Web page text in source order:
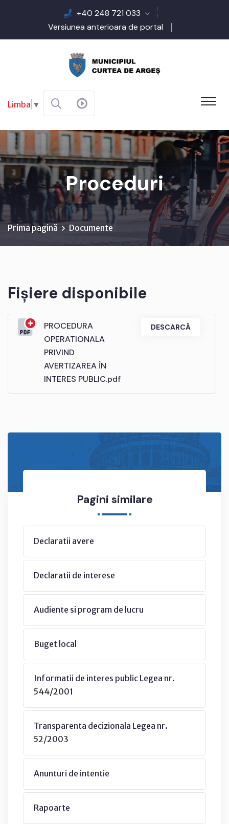
+40 248 721 033
Versiunea anterioara de portal
Limba ▼
Proceduri
Prima pagină Documente
Fișiere disponibile
PROCEDURA
OPERATIONALA
PRIVIND
AVERTIZAREA ÎN
INTERES PUBLIC.pdf
DESCARCĂ
Pagini similare
Declaratii avere
Declaratii de interese
Audiente si program de lucru
Buget local
Informatii de interes public Legea nr.
544/2001
Transparenta decizionala Legea nr.
52/2003
Anunturi de intentie
Rapoarte